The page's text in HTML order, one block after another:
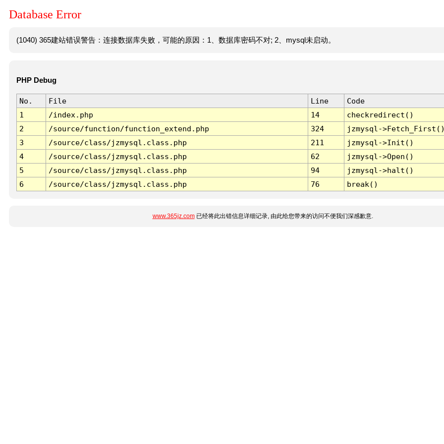
Database Error
(1040) 365建站错误警告：连接数据库失败，可能的原因：1、数据库密码不对; 2、mysql未启动。
PHP Debug
No. File Line
Code
1
/index.php 14
checkredirect()
2
/source/function/function_extend.php 324
jzmysql-
3
/source/class/jzmysql.class.php 211
jzmysql->Init()
4
/source/class/jzmysql.class.php 62
jzmysql->Open()
5
/source/class/jzmysql.class.php 94
jzmysql->halt()
6
/source/class/jzmysql.class.php 76 break()
www.365jz.com已经将此出错信息详细记录, 由此给您带来的访问不便我们深感歉意.